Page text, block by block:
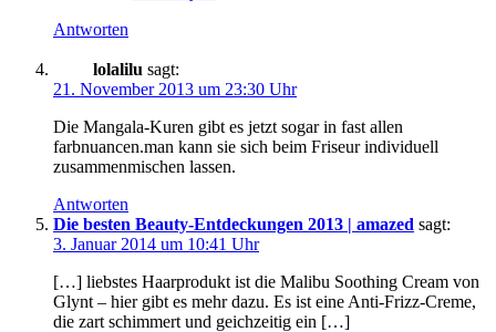
Antworten
lolalilu sagt:
21. November 2013 um 23:30 Uhr
Die Mangala-Kuren gibt es jetzt sogar in fast allen
farbnuancen.man kann sie sich beim Friseur individuell
zusammenmischen lassen.
Antworten
Die besten Beauty-Entdeckungen 2013 | amazed sagt:
3. Januar 2014 um 10:41 Uhr
[…] liebstes Haarprodukt ist die Malibu Soothing Cream von
Glynt – hier gibt es mehr dazu. Es ist eine Anti-Frizz-Creme,
die zart schimmert und geichzeitig ein […]